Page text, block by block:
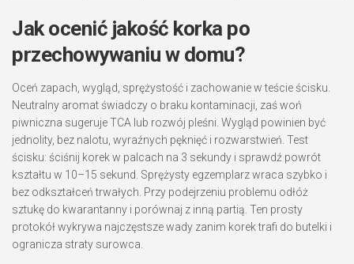
Jak ocenić jakość korka po
przechowywaniu w domu?
Oceń zapach, wygląd, sprężystość i zachowanie w teście ścisku.
Neutralny aromat świadczy o braku kontaminacji, zaś woń
piwniczna sugeruje TCA lub rozwój pleśni. Wygląd powinien być
jednolity, bez nalotu, wyraźnych pęknięć i rozwarstwień. Test
ścisku: ściśnij korek w palcach na 3 sekundy i sprawdź powrót
kształtu w 10–15 sekund. Sprężysty egzemplarz wraca szybko i
bez odkształceń trwałych. Przy podejrzeniu problemu odłóż
sztukę do kwarantanny i porównaj z inną partią. Ten prosty
protokół wykrywa najczęstsze wady zanim korek trafi do butelki i
ogranicza straty surowca.